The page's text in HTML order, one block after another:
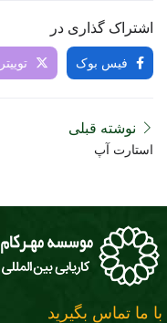
اشتراک گذاری در
فیس بوک توییتر
نوشته قبلی
استارت آپ
با ما تماس بگیرید